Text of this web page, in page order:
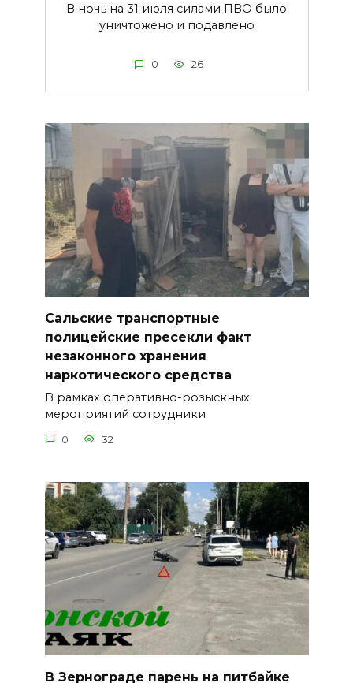
В ночь на 31 июля силами ПВО было
уничтожено и подавлено
0 26
Сальские транспортные
полицейские пресекли факт
незаконного хранения
наркотического средства
В рамках оперативно-розыскных
мероприятий сотрудники
0 32
В Зернограде парень на питбайке